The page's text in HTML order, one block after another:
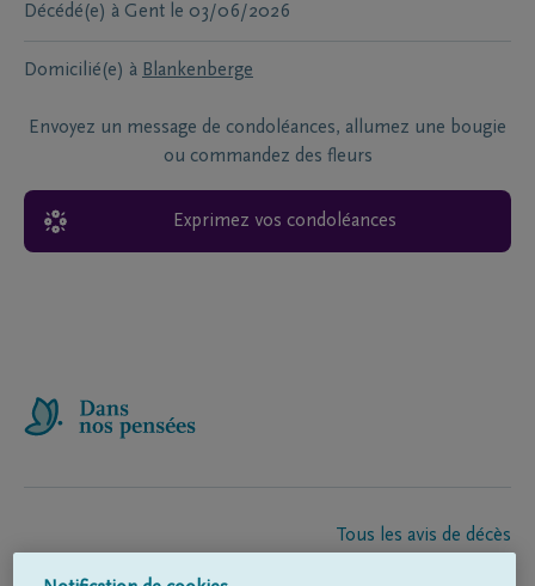
Décédé(e) à Gent le 03/06/2026
Domicilié(e) à Blankenberge
Envoyez un message de condoléances, allumez une bougie
ou commandez des fleurs
Exprimez vos condoléances
Tous les avis de décès